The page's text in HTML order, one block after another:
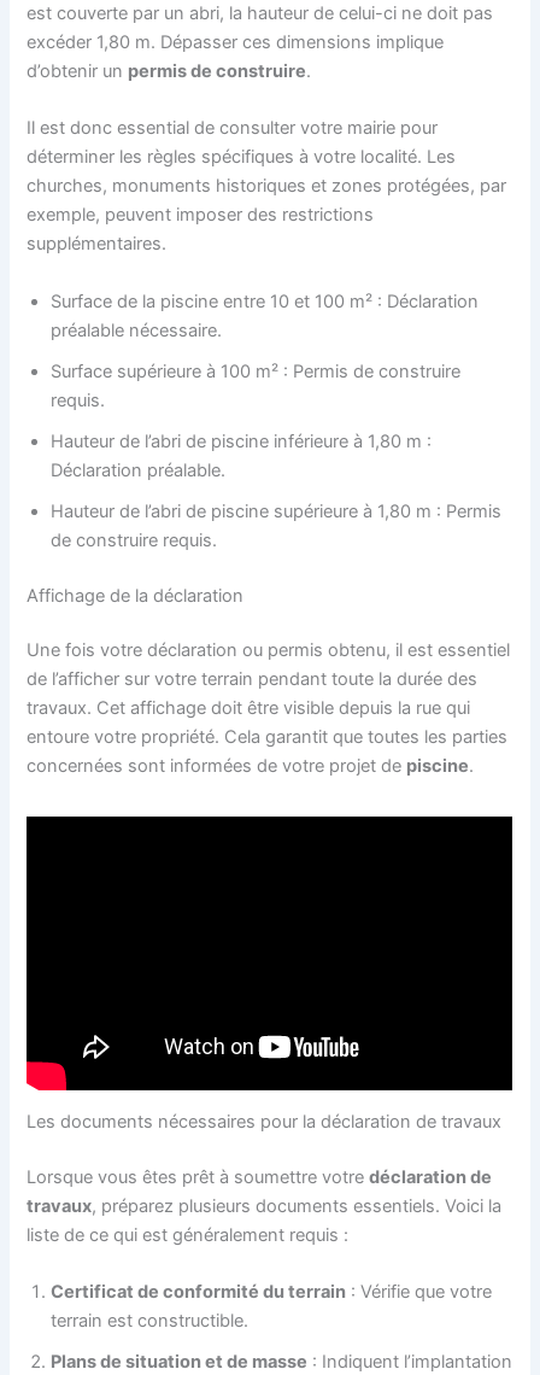
est couverte par un abri, la hauteur de celui-ci ne doit pas
excéder 1,80 m. Dépasser ces dimensions implique
d’obtenir un permis de construire.
Il est donc essential de consulter votre mairie pour
déterminer les règles spécifiques à votre localité. Les
churches, monuments historiques et zones protégées, par
exemple, peuvent imposer des restrictions
supplémentaires.
Surface de la piscine entre 10 et 100 m² : Déclaration
préalable nécessaire.
Surface supérieure à 100 m² : Permis de construire
requis.
Hauteur de l’abri de piscine inférieure à 1,80 m :
Déclaration préalable.
Hauteur de l’abri de piscine supérieure à 1,80 m : Permis
de construire requis.
Affichage de la déclaration
Une fois votre déclaration ou permis obtenu, il est essentiel
de l’afficher sur votre terrain pendant toute la durée des
travaux. Cet affichage doit être visible depuis la rue qui
entoure votre propriété. Cela garantit que toutes les parties
concernées sont informées de votre projet de piscine.
Les documents nécessaires pour la déclaration de travaux
Lorsque vous êtes prêt à soumettre votredéclaration de
travaux, préparez plusieurs documents essentiels. Voici la
liste de ce qui est généralement requis :
Certificat de conformité du terrain : Vérifie que votre
terrain est constructible.
Plans de situation et de masse : Indiquent l’implantation